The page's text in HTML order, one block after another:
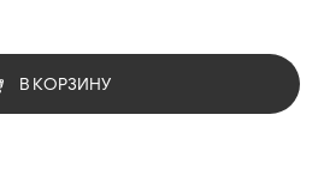
В КОРЗИНУ